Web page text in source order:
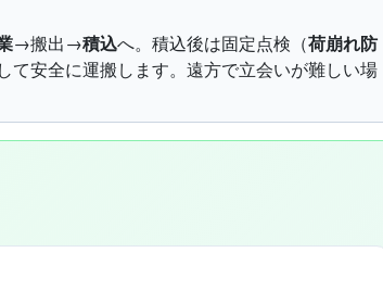
→搬出→積込へ。積込後は固定点検（荷崩れ防
て安全に運搬します。遠方で立会いが難しい場